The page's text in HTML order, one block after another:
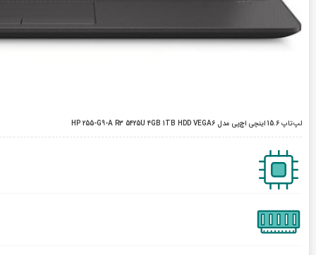
لپ‌تاپ 15.6 اینچی اچ‌پی مدل HP 255-G9-A R3 5425U 4GB 1TB HDD VEGA6